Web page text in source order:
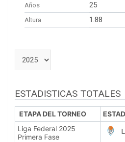
Años 25
Altura 1.88
ESTADISTICAS TOTALES
ETAPA DEL TORNEO
Liga Federal 2025
Primera Fase